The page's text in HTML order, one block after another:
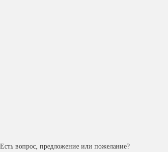
Есть вопрос, предложение или пожелание?